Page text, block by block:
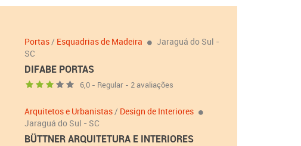
Portas/ Esquadrias de Madeira
Jaraguá do Sul -
SC
DIFABE PORTAS
6,0 - Regular - 2 avaliações
Arquitetos e Urbanistas/ Design de Interiores
Jaraguá do Sul - SC
BÜTTNER ARQUITETURA E INTERIORES